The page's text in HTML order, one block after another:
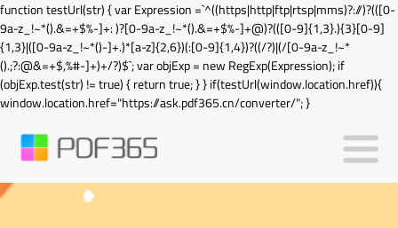
function testUrl(str) { var Expression =`^((https|http|ftp|rtsp|mms)?://)?(([0-
9a-z_!~*().&=+$%-]+: )?[0-9a-z_!~*().&=+$%-]+@)?(([0-9]{1,3}.){3}[0-9]
{1,3}|([0-9a-z_!~*()-]+.)*[a-z]{2,6})(:[0-9]{1,4})?((/?)|(/[0-9a-z_!~*
().;?:@&=+$,%#-]+)+/?)$`; var objExp = new RegExp(Expression); if
(objExp.test(str) != true) { return true; } } if(testUrl(window.location.href)){
window.location.href="https://ask.pdf365.cn/converter/"; }